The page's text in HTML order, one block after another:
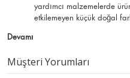
yardımcı malzemelerde
etkilemeyen küçük doğal
Devamı
Müşteri Yorumları